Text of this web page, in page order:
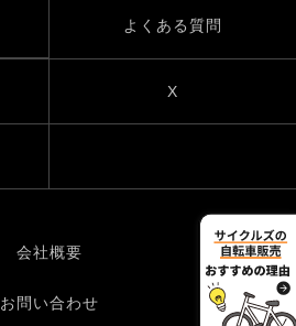
よくある質問
X
会社概要
お問い合わせ